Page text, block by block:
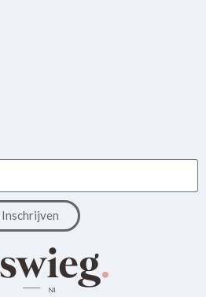
Inschrijven